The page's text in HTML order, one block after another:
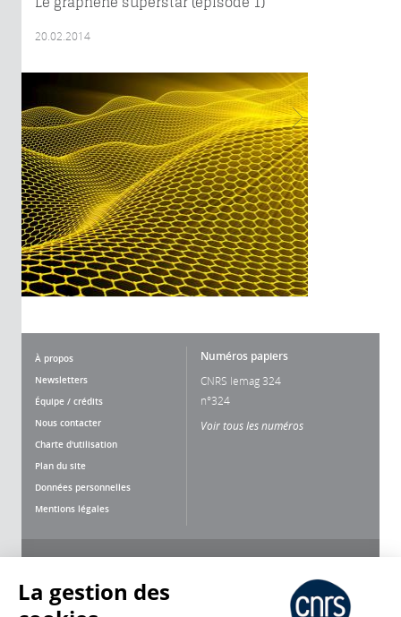
20.02.2014
À propos
Newsletters
Équipe / crédits
Nous contacter
Charte d'utilisation
Plan du site
Données personnelles
Mentions légales
Numéros papiers
CNRS lemag 324
n°324
Voir tous les numéros
La gestion des